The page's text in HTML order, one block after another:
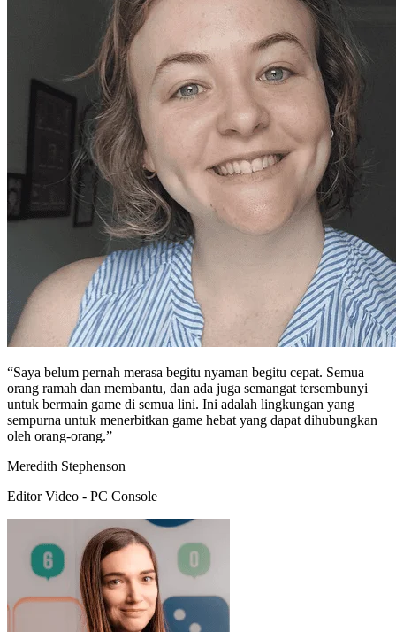
“Saya belum pernah merasa begitu nyaman begitu cepat. Semua
orang ramah dan membantu, dan ada juga semangat tersembunyi
untuk bermain game di semua lini. Ini adalah lingkungan yang
sempurna untuk menerbitkan game hebat yang dapat dihubungkan
oleh orang-orang.”
Meredith Stephenson
Editor Video - PC Console